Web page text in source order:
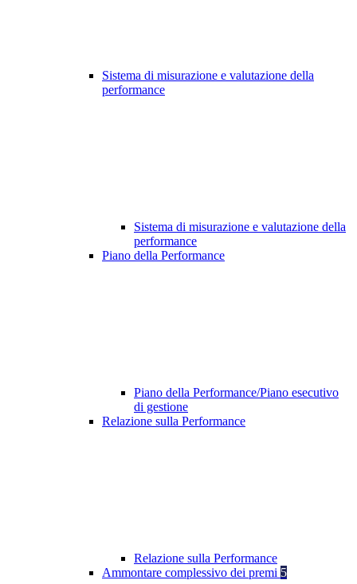
Sistema di misurazione e valutazione della
performance
Sistema di misurazione e valutazione della
performance
Piano della Performance
Piano della Performance/Piano esecutivo
di gestione
Relazione sulla Performance
Relazione sulla Performance
Ammontare complessivo dei premi 5